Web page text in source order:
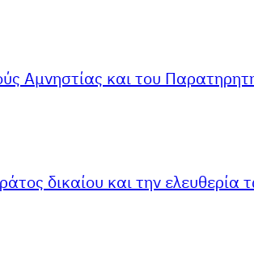
Αμνηστίας και του
δικαίου και την ελευθερία